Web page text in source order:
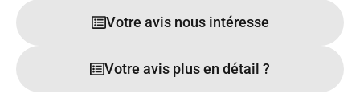
Votre avis nous intéresse
Votre avis plus en détail ?